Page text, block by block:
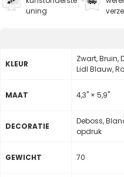
uning
KLEUR
Zwart, Bruin,
Lidl Blauw,
MAAT 4,3" × 5,9"
DECORATIE
Deboss,
opdruk
GEWICHT 70